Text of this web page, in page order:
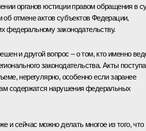
органов юстиции правом обращения в
об отмене актов субъектов Федерации,
федеральному законодательству.
и другой вопрос – о том, кто именно
законодательства. Акты
нерегулярно, особенно если заранее
содержатся нарушения федеральных
и сейчас можно делать многое из того, что